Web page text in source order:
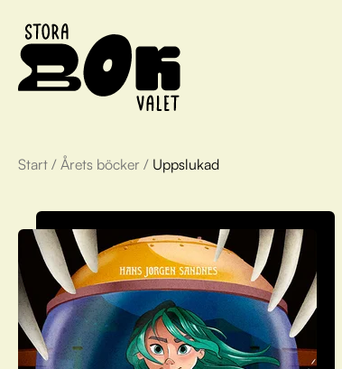
Start / Årets böcker / Uppslukad